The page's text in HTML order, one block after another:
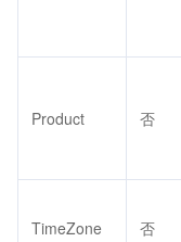
Product 否
TimeZone 否